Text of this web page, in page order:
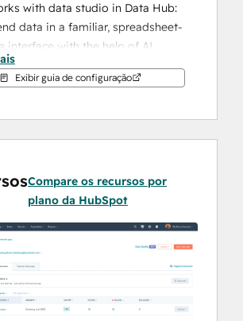
with data studio in Data Hub:
data in a familiar, spreadsheet-
interface with the help of AI.
way sync: Data is shared
Xero and HubSpot in real
field mappings: Set-up is
with out-of-the-box field
syncing: Your existing data
sync right away, and updates will
see below which objects sync
Data". You can also check
built by Xero
Exibir guia de configuração
Compare os recursos por
plano da HubSpot